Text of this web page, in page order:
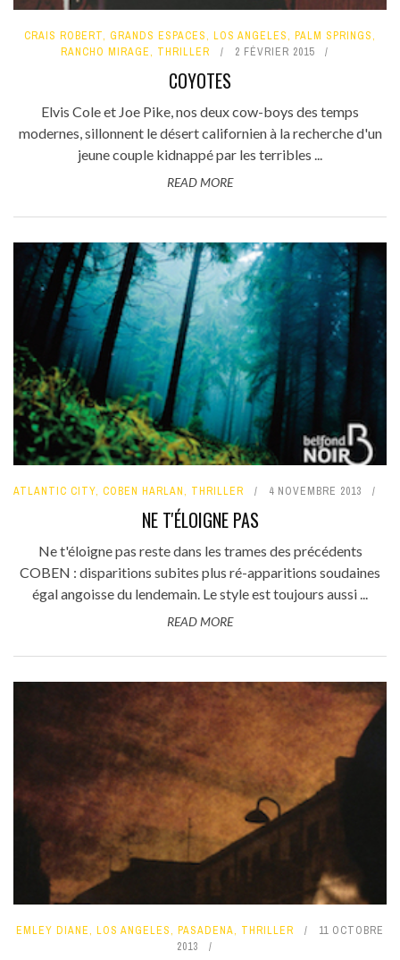
CRAIS ROBERT, GRANDS ESPACES, LOS ANGELES, PALM SPRINGS,
RANCHO MIRAGE, THRILLER 2 FÉVRIER 2015
COYOTES
Elvis Cole et Joe Pike, nos deux cow-boys des temps
modernes, sillonnent le désert californien à la recherche d'un
jeune couple kidnappé par les terribles ...
READ MORE
ATLANTIC CITY, COBEN HARLAN, THRILLER 4 NOVEMBRE 2013
NE T'ÉLOIGNE PAS
Ne t'éloigne pas reste dans les trames des précédents
COBEN : disparitions subites plus ré-apparitions soudaines
égal angoisse du lendemain. Le style est toujours aussi ...
READ MORE
EMLEY DIANE, LOS ANGELES, PASADENA, THRILLER
11 OCTOBRE
2013